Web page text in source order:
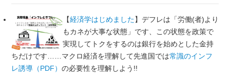
【経済学はじめました】デフレは「労働(者)より
もカネが大事な状態」です、この状態を政策で
実現してトクをするのは銀行を始めとした金持
ちだけです……マクロ経済を理解して先進国では常識のインフ
レ誘導（PDF） の必要性を理解しよう!!